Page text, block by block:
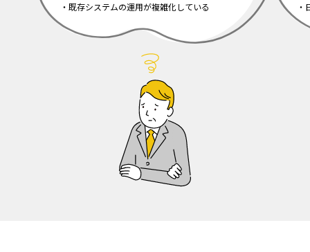
既存システムの運用が複雑化している